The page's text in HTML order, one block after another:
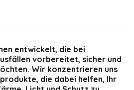
entwickelt, die bei
vorbereitet, sicher und
Wir konzentrieren uns
die dabei helfen, Ihr